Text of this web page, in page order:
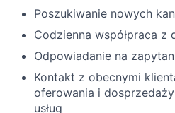
Poszukiwanie nowych
Codzienna współpraca z
Odpowiadanie na
Kontakt z obecnymi
oferowania i
usług